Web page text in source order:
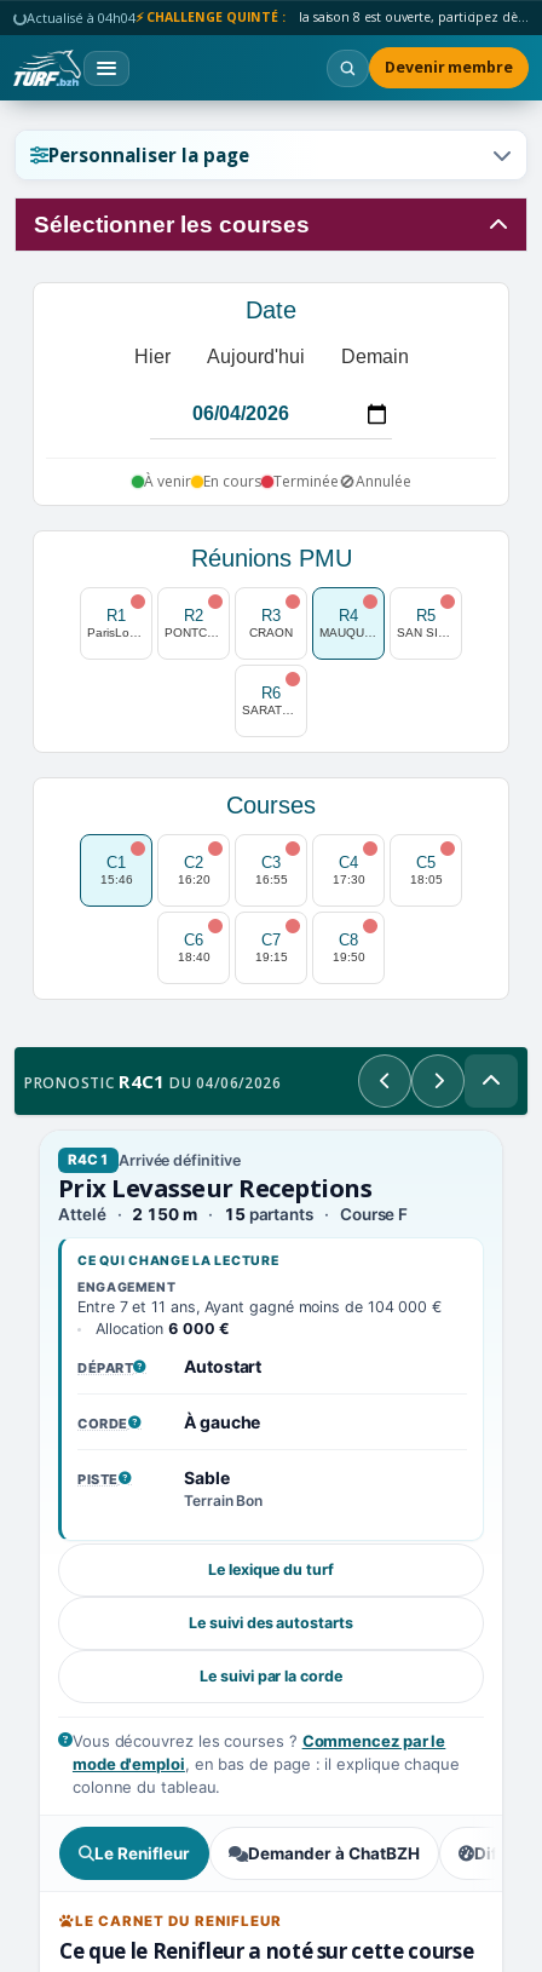
Actualisé à 04h04⚡ CHALLENGE QUINTÉ : la saison 8 est ouverte, participez dès maintenant !
Devenir membre
Personnaliser la page
Sélectionner les courses
Date
Hier Aujourd'hui Demain
À venir En cours Terminée🚫Annulée
Réunions PMU
R1 R2 R3
CRAON
R4 R5
R6
Courses
C1
15:46
C2
16:20
C3
16:55
C4
17:30
C5
18:05
C6
18:40
C7
19:15
C8
19:50
PRONOSTIC R4C1 DU 04/06/2026 PrécédentSuivant
R4C1 Arrivée définitive
Prix Levasseur Receptions
Attelé 2 150 m 15partants Course F
CE QUI CHANGE LA LECTURE
ENGAGEMENT
Entre 7 et 11 ans, Ayant gagné moins de 104 000 €
Allocation6 000 €
DÉPART
, VOIR LA DÉFINITIONAutostart
CORDE
, VOIR LA DÉFINITION
À gauche
PISTE
, VOIR LA DÉFINITION
Sable
Terrain Bon
Le lexique du turf
Le suivi des autostarts
Le suivi par la corde
Vous découvrez les courses ? Commencez par le
mode d'emploi, en bas de page : il explique chaque
colonne du tableau.
Le Renifleur Demander à ChatBZH ,
LE CARNET DU RENIFLEUR
Ce que le Renifleur a noté sur cette course
Réinitialiser l'affichage ?
Réinitialiser